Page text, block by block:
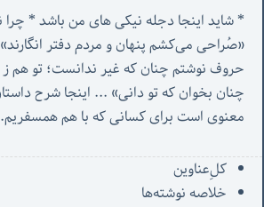
«صُراحی می‌کشم پنهان‌ و مردم‌ دفتر انگارند»... «
چنان بخوان که تو دانی» ...
معنوی است برای کسانی که با هم همسفریم.
کل‌ِعناوین
خلاصه نوشته‌ها